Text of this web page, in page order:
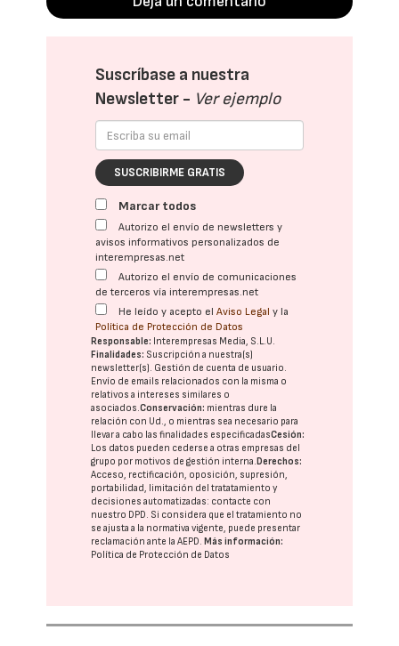
Suscríbase a nuestra
Newsletter - Ver ejemplo
SUSCRIBIRME GRATIS
Marcar todos
Autorizo el envío de newsletters y
avisos informativos personalizados de
interempresas.net
Autorizo el envío de comunicaciones
de terceros vía interempresas.net
He leído y acepto elAviso Legal y la
Política de Protección de Datos
Responsable: Interempresas Media, S.L.U.
Finalidades: Suscripción a nuestra(s)
newsletter(s). Gestión de cuenta de usuario.
Envío de emails relacionados con la misma o
relativos a intereses similares o
asociados.Conservación: mientras dure la
relación con Ud., o mientras sea necesario para
llevar a cabo las finalidades especificadasCesión:
Los datos pueden cederse a otras empresas del
grupo por motivos de gestión interna. Derechos:
Acceso, rectificación, oposición, supresión,
portabilidad, limitación del tratatamiento y
decisiones automatizadas: contacte con
nuestro DPD. Si considera que el tratamiento no
se ajusta a la normativa vigente, puede presentar
reclamación ante laAEPD. Más información:
Política de Protección de Datos